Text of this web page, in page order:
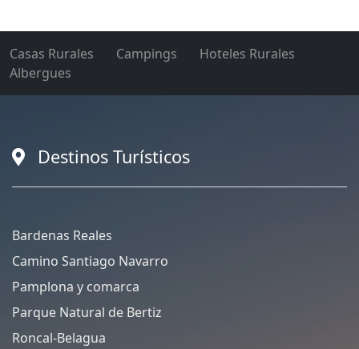
Casas Rurales Campings
Hoteles Rurales
Albergues
Destinos Turísticos
Bardenas Reales
Camino Santiago Navarro
Pamplona y comarca
Parque Natural de Bertiz
Roncal-Belagua